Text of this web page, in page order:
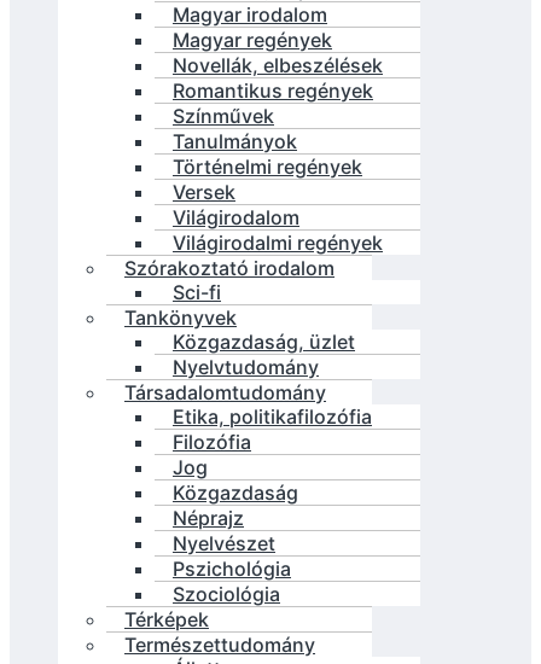
Magyar irodalom
Magyar regények
Novellák, elbeszélések
Romantikus regények
Színművek
Tanulmányok
Történelmi regények
Versek
Világirodalom
Világirodalmi regények
Szórakoztató irodalom
Sci-fi
Tankönyvek
Közgazdaság, üzlet
Nyelvtudomány
Társadalomtudomány
Etika, politikafilozófia
Filozófia
Jog
Közgazdaság
Néprajz
Nyelvészet
Pszichológia
Szociológia
Térképek
Természettudomány